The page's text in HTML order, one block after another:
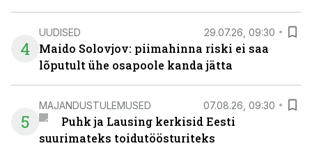
4
UUDISED 29.07.26, 09:30
Maido Solovjov: piimahinna riski ei saa
lõputult ühe osapoole kanda jätta
5
MAJANDUSTULEMUSED 07.08.26, 09:30
Puhk ja Lausing kerkisid Eesti
suurimateks toidutöösturiteks